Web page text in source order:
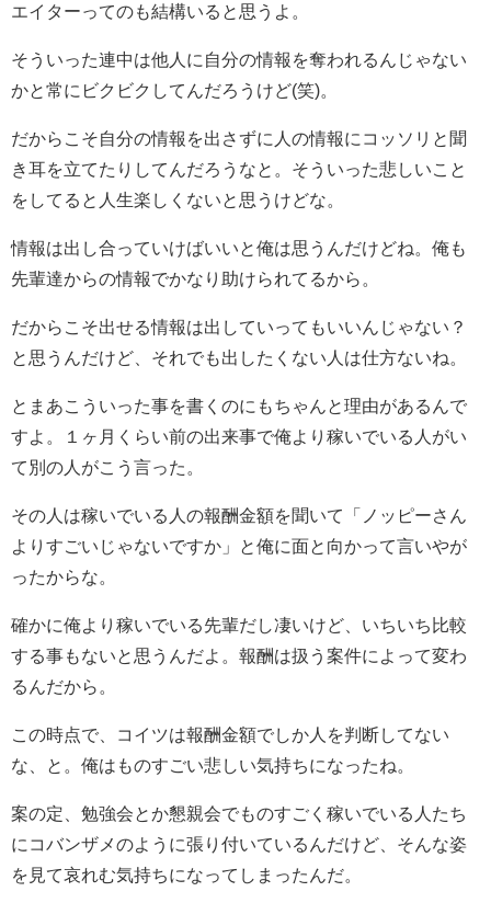
エイターってのも結構いると思うよ。
そういった連中は他人に自分の情報を奪われるんじゃない
かと常にビクビクしてんだろうけど(笑)。
だからこそ自分の情報を出さずに人の情報にコッソリと聞
き耳を立てたりしてんだろうなと。そういった悲しいこと
をしてると人生楽しくないと思うけどな。
情報は出し合っていけばいいと俺は思うんだけどね。俺も
先輩達からの情報でかなり助けられてるから。
だからこそ出せる情報は出していってもいいんじゃない？
と思うんだけど、それでも出したくない人は仕方ないね。
とまあこういった事を書くのにもちゃんと理由があるんで
すよ。１ヶ月くらい前の出来事で俺より稼いでいる人がい
て別の人がこう言った。
その人は稼いでいる人の報酬金額を聞いて「ノッピーさん
よりすごいじゃないですか」と俺に面と向かって言いやが
ったからな。
確かに俺より稼いでいる先輩だし凄いけど、いちいち比較
する事もないと思うんだよ。報酬は扱う案件によって変わ
るんだから。
この時点で、コイツは報酬金額でしか人を判断してない
な、と。俺はものすごい悲しい気持ちになったね。
案の定、勉強会とか懇親会でものすごく稼いでいる人たち
にコバンザメのように張り付いているんだけど、そんな姿
を見て哀れむ気持ちになってしまったんだ。